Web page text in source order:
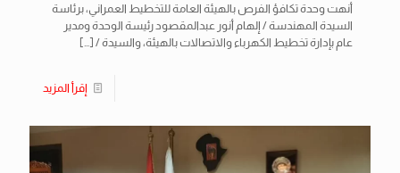
أنهت وحدة تكافؤ الفرص بالهيئة العامة للتخطيط العمراني، برئاسة
السيدة المهندسة / إلهام أنور عبدالمقصود رئيسة الوحدة ومدير
عام بإدارة تخطيط الكهرباء والاتصالات بالهيئة، والسيدة / […]
إقرأ المزيد